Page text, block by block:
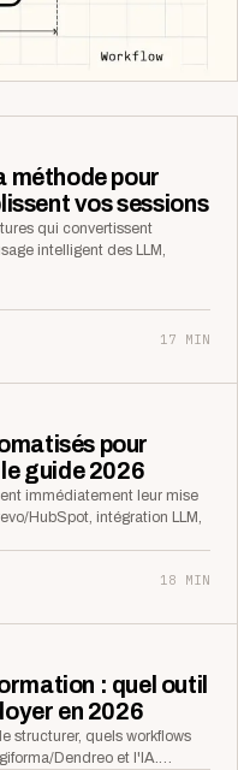
méthode pour
vos sessions
qui convertissent
intelligent des LLM,
17 MIN
pour
guide 2026
immédiatement leur mise
HubSpot, intégration LLM,
18 MIN
: quel outil
en 2026
structurer, quels workflows
Dendreo et l'IA.…